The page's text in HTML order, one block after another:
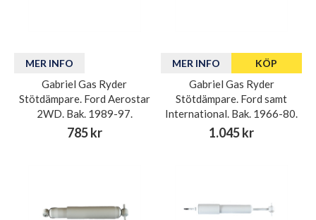
MER INFO
Gabriel Gas Ryder
Stötdämpare. Ford Aerostar
2WD. Bak. 1989-97.
785 kr
MER INFO KÖP
Gabriel Gas Ryder
Stötdämpare. Ford samt
International. Bak. 1966-80.
1.045 kr